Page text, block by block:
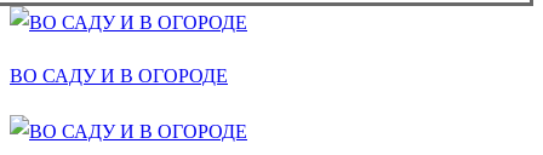
ВО САДУ И В ОГОРОДЕ